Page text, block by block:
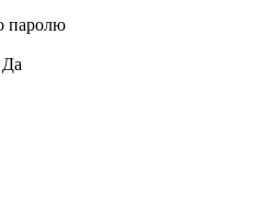
паролю
Да